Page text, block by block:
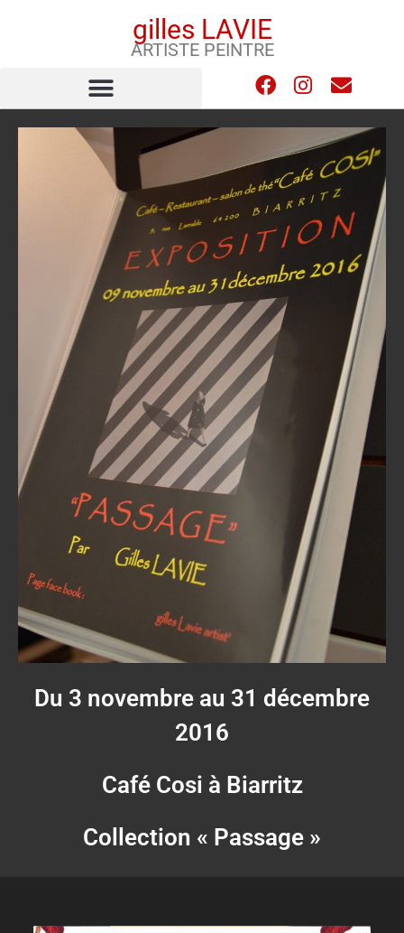
gilles LAVIE
ARTISTE PEINTRE
Du 3 novembre au 31 décembre
2016
Café Cosi à Biarritz
Collection « Passage »